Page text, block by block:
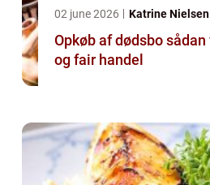
02 june 2026 Katrine Nielsen
Opkøb af dødsbo sådan foregår en tryg
og fair handel